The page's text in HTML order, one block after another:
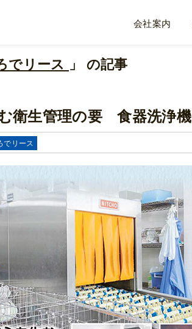
会社案内
でリース 」 の記事
衛生管理の要 食器洗浄機
でリース